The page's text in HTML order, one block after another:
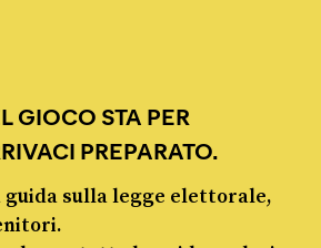
GIOCO STA PER
PREPARATO.
guida sulla legge elettorale,
© Pagella Politica 2012 - 2026